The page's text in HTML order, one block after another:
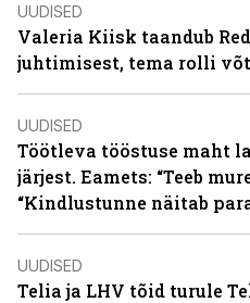
UUDISED
Valeria Kiisk taandub
juhtimisest, tema rolli
UUDISED
Töötleva tööstuse maht
järjest. Eamets: “Teeb
“Kindlustunne näitab
UUDISED
Telia ja LHV tõid turule